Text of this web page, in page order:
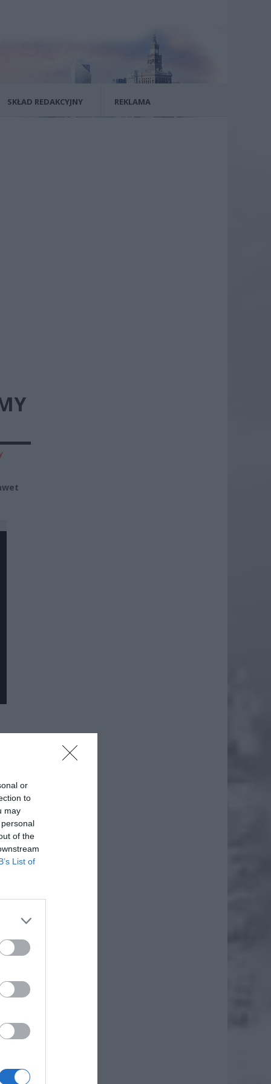
or
to
may
of the
List of
SKŁAD REDAKCYJNY REKLAMA
w
na tę